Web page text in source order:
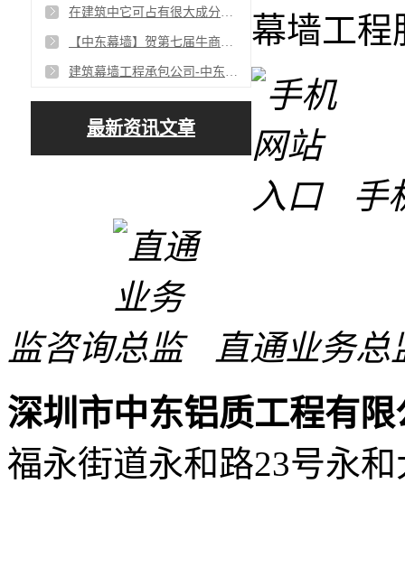
在建筑中它可占有很大成分【玻璃钢】
【中东幕墙】贺第七届牛商争霸赛宝安枭龙战队启动会圆满落幕！
建筑幕墙工程承包公司-中东幕墙
最新资讯文章
幕墙工程
手
监咨询
直通业务总
深圳市中东铝质工程有限
福永街道永和路23号永和